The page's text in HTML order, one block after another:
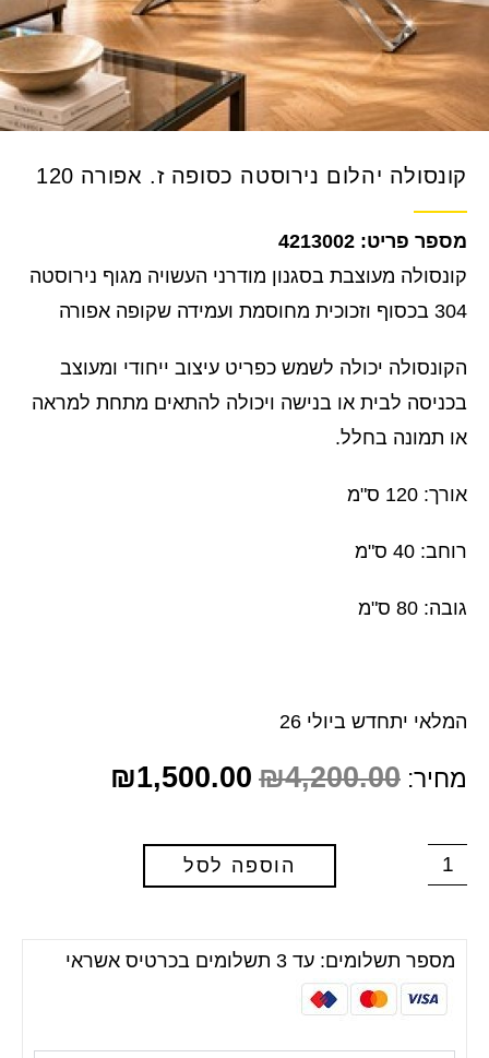
קונסולה יהלום נירוסטה כסופה ז. אפורה 120
4213002
קונסולה מעוצבת בסגנון מודרני העשויה מגוף נירוסטה
304 בכסוף וזכוכית מחוסמת ועמידה שקופה אפורה
הקונסולה יכולה לשמש כפריט עיצוב ייחודי ומעוצב
בכניסה לבית או בנישה ויכולה להתאים מתחת למראה
או תמונה בחלל.
אורך: 120 ס"מ
רוחב: 40 ס"מ
גובה: 80 ס"מ
המלאי יתחדש ביולי 26
מחיר: ₪4,200.00
₪1,500.00
הוספה לסל
מספר תשלומים: עד 3 תשלומים בכרטיס אשראי